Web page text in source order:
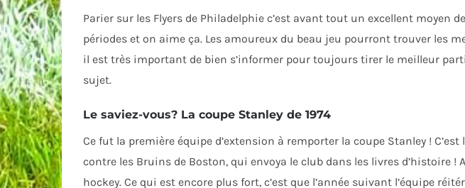
Parier sur les Flyers de Philadelphie c’est avant tout un excellent moyen
périodes et on aime ça. Les amoureux du beau jeu pourront trouver les
il est très important de bien s’informer pour toujours tirer le meilleur
sujet.
Le saviez-vous? La coupe Stanley de 1974
Ce fut la première équipe d’extension à remporter la coupe Stanley !
contre les Bruins de Boston, qui envoya le club dans les livres d’histoire
hockey. Ce qui est encore plus fort, c’est que l’année suivant l’équipe